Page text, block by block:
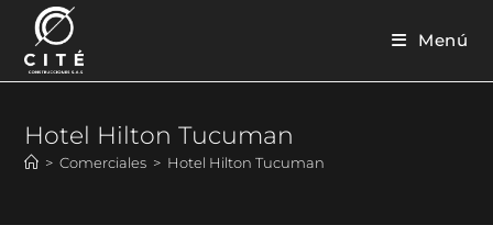
Menú
Hotel Hilton Tucuman
> Comerciales > Hotel Hilton Tucuman